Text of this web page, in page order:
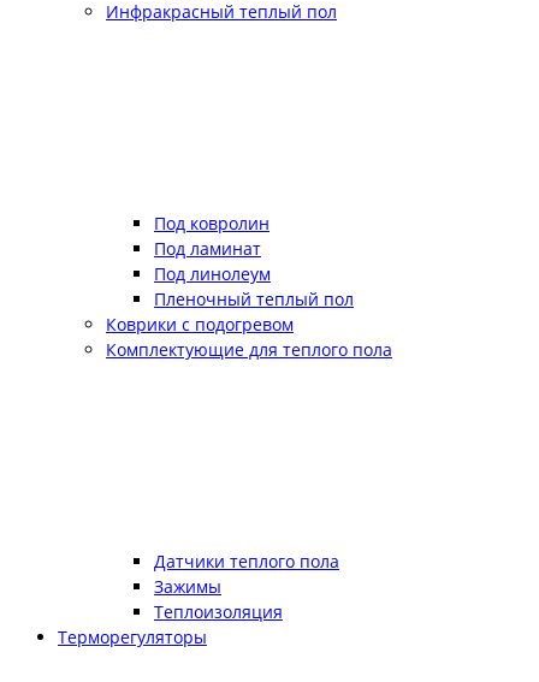
Инфракрасный теплый пол
Под ковролин
Под ламинат
Под линолеум
Пленочный теплый пол
Коврики с подогревом
Комплектующие для теплого пола
Датчики теплого пола
Зажимы
Теплоизоляция
Терморегуляторы